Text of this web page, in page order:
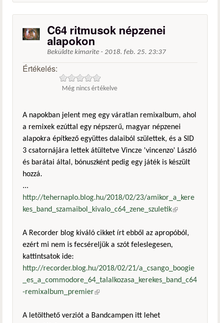
C64 ritmusok népzenei
alapokon
Beküldte kimarite - 2018. feb. 25. 23:37
Értékelés:
Még nincs értékelve
A napokban jelent meg egy váratlan remixalbum, ahol
a remixek ezúttal egy népszerű, magyar népzenei
alapokra építkező együttes dalaiból születtek, és a SID
3 csatornájára lettek átültetve Vincze 'vincenzo' László
és barátai által, bónuszként pedig egy játék is készült
hozzá.
...
http://tehernaplo.blog.hu/2018/02/23/amikor_a_kere
kes_band_szamaibol_kivalo_c64_zene_szuletik(külső
A Recorder blog kiváló cikket írt ebből az apropóból,
ezért mi nem is fecséreljük a szót feleslegesen,
kattintsatok ide:
http://recorder.blog.hu/2018/02/21/a_csango_boogie
_es_a_commodore_64_talalkozasa_kerekes_band_c64
-remixalbum_premier(külső hivatkozás)
A letölthető verziót a Bandcampen itt lehet